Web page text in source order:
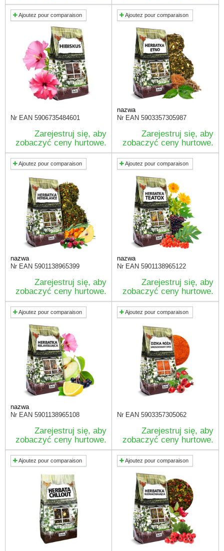
Ajoutez pour comparaison
Nr EAN 5906735484601
Zarejestruj się, aby
zobaczyć ceny hurtowe.
Ajoutez pour comparaison
nazwa
Nr EAN 5903357305987
Zarejestruj się, aby
zobaczyć ceny hurtowe.
Ajoutez pour comparaison
nazwa
Nr EAN 5901138965399
Zarejestruj się, aby
zobaczyć ceny hurtowe.
Ajoutez pour comparaison
nazwa
Nr EAN 5901138965122
Zarejestruj się, aby
zobaczyć ceny hurtowe.
Ajoutez pour comparaison
nazwa
Nr EAN 5901138965108
Zarejestruj się, aby
zobaczyć ceny hurtowe.
Ajoutez pour comparaison
Nr EAN 5903357305062
Zarejestruj się, aby
zobaczyć ceny hurtowe.
Ajoutez pour comparaison Ajoutez pour comparaison